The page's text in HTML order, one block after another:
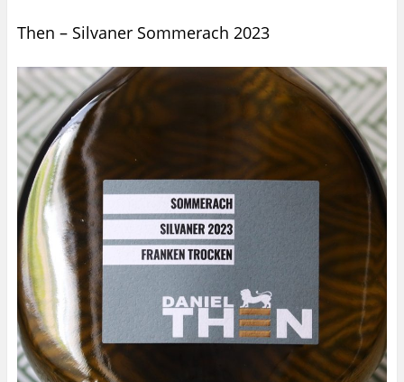
Then – Silvaner Sommerach 2023